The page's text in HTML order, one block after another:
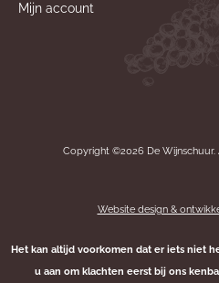
Mijn account
Copyright ©2026 De
Website design &
Het kan altijd voorkomen dat er iets niet
u aan om klachten eerst bij ons